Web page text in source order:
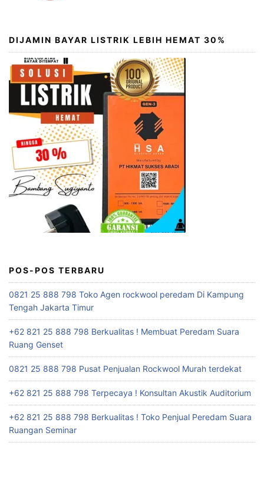
DIJAMIN BAYAR LISTRIK LEBIH HEMAT 30%
POS-POS TERBARU
0821 25 888 798 Toko Agen rockwool peredam Di Kampung
Tengah Jakarta Timur
+62 821 25 888 798 Berkualitas ! Membuat Peredam Suara
Ruang Genset
0821 25 888 798 Pusat Penjualan Rockwool Murah terdekat
+62 821 25 888 798 Terpecaya ! Konsultan Akustik Auditorium
+62 821 25 888 798 Berkualitas ! Toko Penjual Peredam Suara
Ruangan Seminar